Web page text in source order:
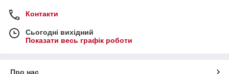
Контакти
Сьогодні вихідний
Показати весь графік роботи
Про нас